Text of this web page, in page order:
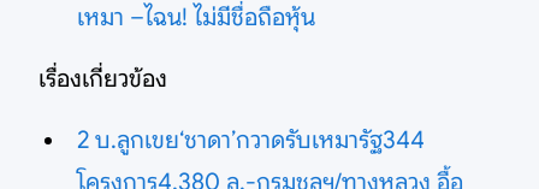
เหมา –ไฉน! ไม่มีชื่อถือหุ้น
เรื่องเกี่ยวข้อง
2 บ.ลูกเขย‘ชาดา’กวาดรับเหมารัฐ344
โครงการ4,380 ล.-กรมชลฯ/ทางหลวง อื้อ